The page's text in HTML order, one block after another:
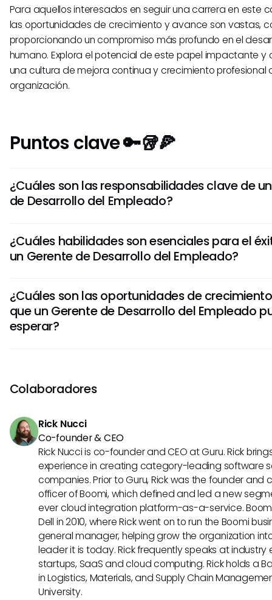
Para aquellos interesados en seguir una carrera en este
las oportunidades de crecimiento y avance son vastas,
proporcionando un compromiso más profundo en el
humano. Explora el potencial de este papel impactante y
una cultura de mejora continua y crecimiento profesional
organización.
Puntos clave 🔑🥡🍕
¿Cuáles son las responsabilidades clave de
de Desarrollo del Empleado?
implementar programas de capacitación para
necesidades de aprendizaje, monitorear el progreso de
de la organización.
¿Cuáles habilidades son esenciales para el
un Gerente de Desarrollo del Empleado?
estratégica son esenciales para el éxito en este rol.
¿Cuáles son las oportunidades de
que un Gerente de Desarrollo del Empleado
esperar?
subdirector de aprendizaje. Con experiencia, también
roles de liderazgo en recursos humanos más amplios o
de desarrollo del empleado.
Colaboradores
Rick Nucci
Co-founder & CEO
Rick Nucci is co-founder and CEO at Guru. Rick
experience in creating category-leading software
companies. Prior to Guru, Rick was the founder and
officer of Boomi, which defined and led a new
ever cloud integration platform-as-a-service.
Dell in 2010, where Rick went on to run the Boomi
general manager, helping grow the organization
leader it is today. Rick frequently speaks at
startups, SaaS and cloud computing. Rick holds a
in Logistics, Materials, and Supply Chain
University.